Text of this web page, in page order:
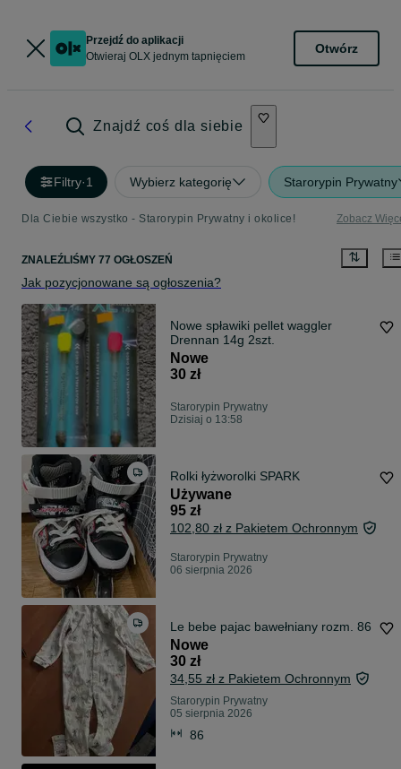
Przejdź do aplikacji
Otwieraj OLX jednym tapnięciem
Otwórz
Znajdź coś dla siebie
Filtry·1 Wybierz kategorię Starorypin Prywatny
Dla Ciebie wszystko - Starorypin Prywatny i okolice! Zobacz
ZNALEŹLIŚMY 77 OGŁOSZEŃ
Jak pozycjonowane są ogłoszenia?
Nowe spławiki pellet waggler
Drennan 14g 2szt.
Nowe
30 zł
Starorypin Prywatny
Dzisiaj o 13:58
Rolki łyżworolki SPARK
Używane
95 zł
102,80 zł z Pakietem Ochronnym
Starorypin Prywatny
06 sierpnia 2026
Le bebe pajac bawełniany rozm. 86
Nowe
30 zł
34,55 zł z Pakietem Ochronnym
Starorypin Prywatny
05 sierpnia 2026
86